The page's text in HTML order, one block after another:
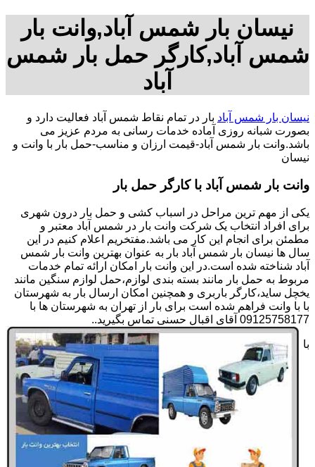
نیسان بار شمس آباد,وانت بار
شمس آباد,کارگر حمل بار شمس
آباد
نیسان بار شمس آباد بار در تمام نقاط شمس آباد فعالیت دارد و
بصورت شبانه روزی آماده خدمات رسانی به مردم عزیز می
باشد.وانت بار شمس آباد-قیمت ارزان و مناسب-حمل بار با وانت و
نیسان
وانت بار شمس آباد با کارگر حمل بار
یکی از مهم ترین مراحل در اسباب کشی و حمل بار درون شهری
برای افراد انتخاب یک شرکت وانت بار در شمس آباد معتبر و
مطمئن برای انجام این کار می باشد.مفتخریم اعلام کنیم در این
سال ها نیسان بار شمس آباد بار به عنوان بهترین وانت بار شمس
آباد شناخته شده است.در این وانت بار امکان ارائه تمام خدمات
مربوط به حمل بار مانند بسته بندی لوازم،حمل لوازم سنگین مانند
یخچل ساید،کارگر باربری و همچنین امکان ارسال بار به شهرستان
با با وانت فراهم شده است برای بار از تهران به شهرستان ها با
09125758177 آقای اقبال حسنی تماس بگیرید..
با